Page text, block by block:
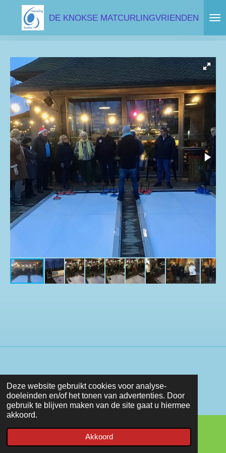
Deze website gebruikt cookies voor analyse-
doeleinden en/of het tonen van advertenties. Door
gebruik te blijven maken van de site gaat u hiermee
akkoord.
Akkoord
direct
naar
hoofdinhoud
DE KNOKSE MATCURLINGVRIENDEN